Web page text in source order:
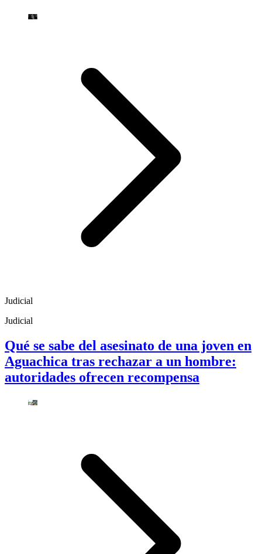
Judicial
Judicial
Qué se sabe del asesinato de una joven en
Aguachica tras rechazar a un hombre:
autoridades ofrecen recompensa